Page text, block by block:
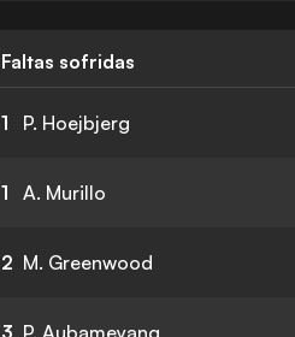
Faltas sofridas
1 P. Hoejbjerg
1 A. Murillo
2 M. Greenwood
3 P. Aubameyang